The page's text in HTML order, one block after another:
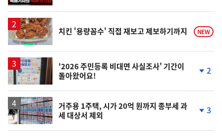
치킨 '용량꼼수' 직접 재보고 제보하기까지 NEW
'2026 주민등록 비대면 사실조사' 기간이
돌아왔어요!
2
거주용 1주택, 시가 20억 원까지 종부세 과
세 대상서 제외
3